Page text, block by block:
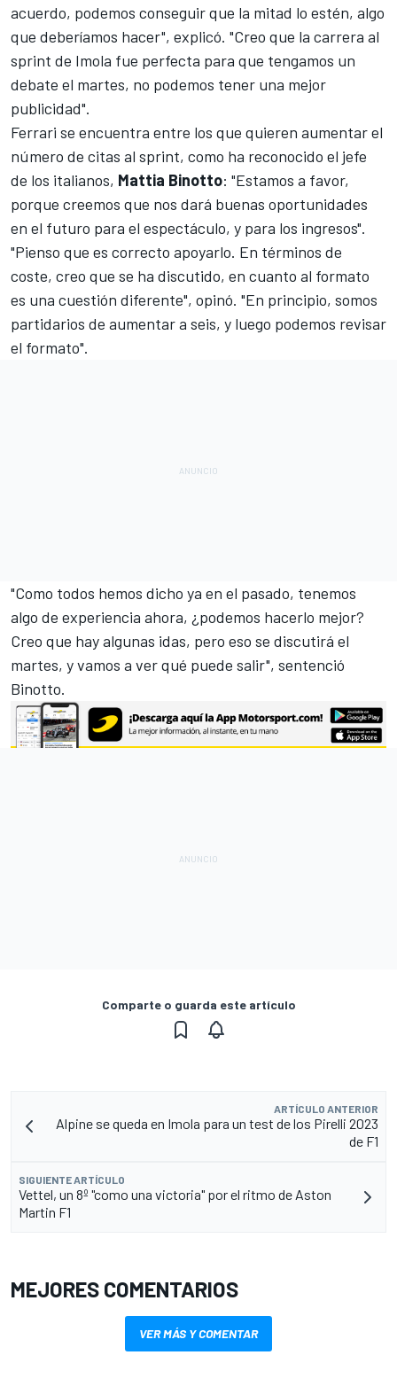
acuerdo, podemos conseguir que la mitad lo estén, algo
que deberíamos hacer", explicó. "Creo que la carrera al
sprint de Imola fue perfecta para que tengamos un
debate el martes, no podemos tener una mejor
publicidad".
Ferrari se encuentra entre los que quieren aumentar el
número de citas al sprint, como ha reconocido el jefe
de los italianos, Mattia Binotto: "Estamos a favor,
porque creemos que nos dará buenas oportunidades
en el futuro para el espectáculo, y para los ingresos".
"Pienso que es correcto apoyarlo. En términos de
coste, creo que se ha discutido, en cuanto al formato
es una cuestión diferente", opinó. "En principio, somos
partidarios de aumentar a seis, y luego podemos revisar
el formato".
"Como todos hemos dicho ya en el pasado, tenemos
algo de experiencia ahora, ¿podemos hacerlo mejor?
Creo que hay algunas idas, pero eso se discutirá el
martes, y vamos a ver qué puede salir", sentenció
Binotto.
Comparte o guarda este artículo
ARTÍCULO ANTERIOR
Alpine se queda en Imola para un test de los Pirelli 2023
de F1
SIGUIENTE ARTÍCULO
Vettel, un 8º "como una victoria" por el ritmo de Aston
Martin F1
MEJORES COMENTARIOS
VER MÁS Y COMENTAR